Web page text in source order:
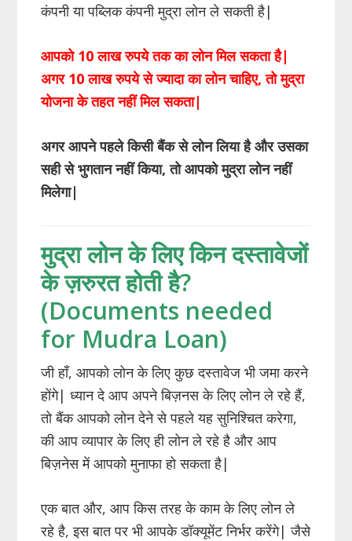
कंपनी या पब्लिक कंपनी मुद्रा लोन ले सकती है|
आपको 10 लाख रुपये तक का लोन मिल सकता है|
अगर 10 लाख रुपये से ज्यादा का लोन चाहिए, तो मुद्रा
योजना के तहत नहीं मिल सकता|
अगर आपने पहले किसी बैंक से लोन लिया है और उसका
सही से भुगतान नहीं किया, तो आपको मुद्रा लोन नहीं
मिलेगा|
मुद्रा लोन के लिए किन दस्तावेजों
के ज़रुरत होती है?
(Documents needed
for Mudra Loan)
जी हाँ, आपको लोन के लिए कुछ दस्तावेज भी जमा करने
होंगे| ध्यान दे आप अपने बिज़नस के लिए लोन ले रहे हैं,
तो बैंक आपको लोन देने से पहले यह सुनिश्चित करेगा,
की आप व्यापार के लिए ही लोन ले रहे है और आप
बिज़नेस में आपको मुनाफा हो सकता है|
एक बात और, आप किस तरह के काम के लिए लोन ले
रहे है, इस बात पर भी आपके डॉक्यूमेंट निर्भर करेंगे| जैसे